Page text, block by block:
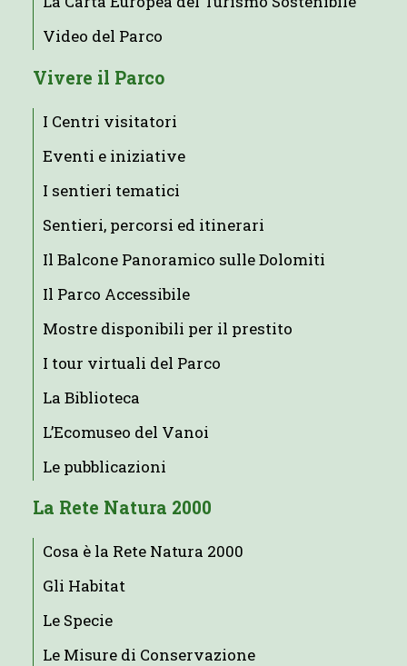
Video del Parco
Vivere il Parco
I Centri visitatori
Eventi e iniziative
I sentieri tematici
Sentieri, percorsi ed itinerari
Il Balcone Panoramico sulle Dolomiti
Il Parco Accessibile
Mostre disponibili per il prestito
I tour virtuali del Parco
La Biblioteca
L’Ecomuseo del Vanoi
Le pubblicazioni
La Rete Natura 2000
Cosa è la Rete Natura 2000
Gli Habitat
Le Specie
Le Misure di Conservazione